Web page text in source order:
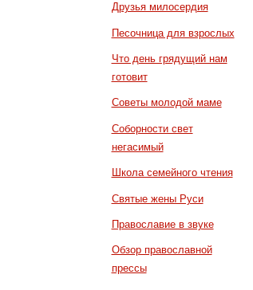
Друзья милосердия
Песочница для взрослых
Что день грядущий нам
готовит
Советы молодой маме
Соборности свет
негасимый
Школа семейного чтения
Святые жены Руси
Православие в звуке
Обзор православной
прессы